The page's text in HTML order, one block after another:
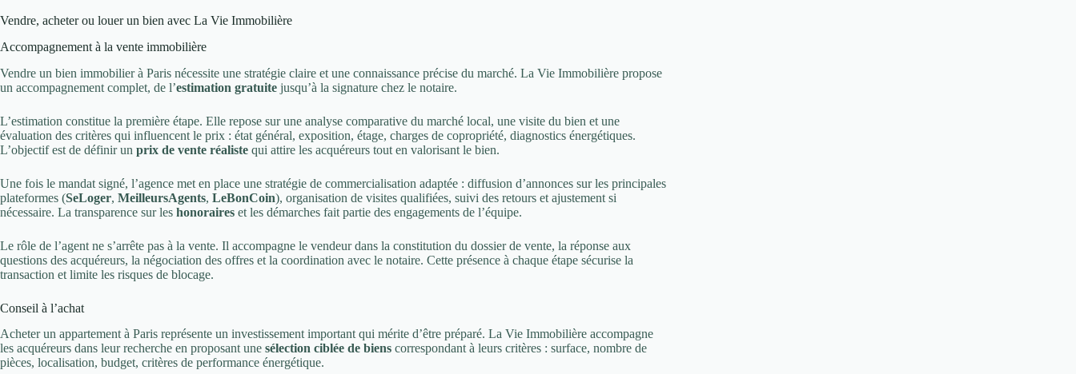
Vendre, acheter ou louer un bien avec La Vie Immobilière
Accompagnement à la vente immobilière
Vendre un bien immobilier à Paris nécessite une stratégie claire et une connaissance précise du marché. La Vie Immobilière propose
un accompagnement complet, de l’estimation gratuite jusqu’à la signature chez le notaire.
L’estimation constitue la première étape. Elle repose sur une analyse comparative du marché local, une visite du bien et une
évaluation des critères qui influencent le prix : état général, exposition, étage, charges de copropriété, diagnostics énergétiques.
L’objectif est de définir un prix de vente réaliste qui attire les acquéreurs tout en valorisant le bien.
Une fois le mandat signé, l’agence met en place une stratégie de commercialisation adaptée : diffusion d’annonces sur les principales
plateformes (SeLoger, MeilleursAgents, LeBonCoin), organisation de visites qualifiées, suivi des retours et ajustement si
nécessaire. La transparence sur les honoraires et les démarches fait partie des engagements de l’équipe.
Le rôle de l’agent ne s’arrête pas à la vente. Il accompagne le vendeur dans la constitution du dossier de vente, la réponse aux
questions des acquéreurs, la négociation des offres et la coordination avec le notaire. Cette présence à chaque étape sécurise la
transaction et limite les risques de blocage.
Conseil à l’achat
Acheter un appartement à Paris représente un investissement important qui mérite d’être préparé. La Vie Immobilière accompagne
les acquéreurs dans leur recherche en proposant une sélection ciblée de biens correspondant à leurs critères : surface, nombre de
pièces, localisation, budget, critères de performance énergétique.